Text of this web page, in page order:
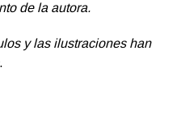
de la autora.
y las ilustraciones han
.